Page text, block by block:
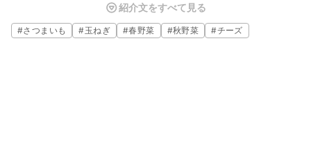
ズのクリームソースがとっても相性抜群です。ぜひ、作ってみてはい
かがでしょうか。
紹介文をすべて見る
#さつまいも #玉ねぎ #春野菜 #秋野菜 #チーズ